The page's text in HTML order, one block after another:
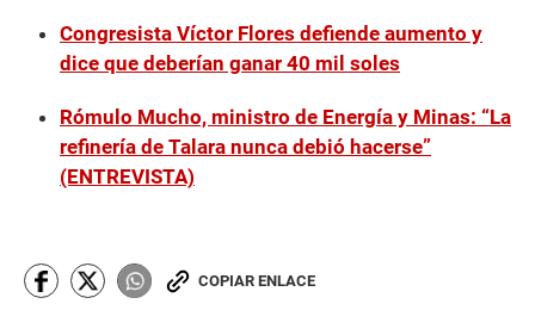
Congresista Víctor Flores defiende aumento y
dice que deberían ganar 40 mil soles
Rómulo Mucho, ministro de Energía y Minas: “La
refinería de Talara nunca debió hacerse”
(ENTREVISTA)
COPIAR ENLACE